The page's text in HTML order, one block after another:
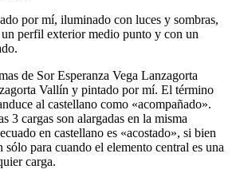
por mí, iluminado con luces y sombras,
perfil exterior medio punto y con un
de Sor Esperanza Vega Lanzagorta
Vallín y pintado por mí. El término
al castellano como «acompañado».
3 cargas son alargadas en la misma
en castellano es «acostado», si bien
sólo para cuando el elemento central es una
carga.